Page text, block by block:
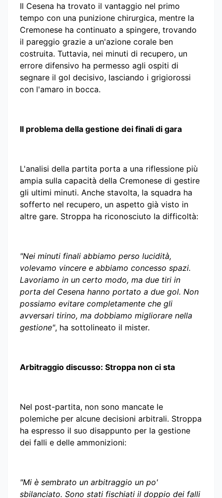
Il Cesena ha trovato il vantaggio nel primo
tempo con una punizione chirurgica, mentre la
Cremonese ha continuato a spingere, trovando
il pareggio grazie a un'azione corale ben
costruita. Tuttavia, nei minuti di recupero, un
errore difensivo ha permesso agli ospiti di
segnare il gol decisivo, lasciando i grigiorossi
con l'amaro in bocca.
Il problema della gestione dei finali di gara
L'analisi della partita porta a una riflessione più
ampia sulla capacità della Cremonese di gestire
gli ultimi minuti. Anche stavolta, la squadra ha
sofferto nel recupero, un aspetto già visto in
altre gare. Stroppa ha riconosciuto la difficoltà:
"Nei minuti finali abbiamo perso lucidità,
volevamo vincere e abbiamo concesso spazi.
Lavoriamo in un certo modo, ma due tiri in
porta del Cesena hanno portato a due gol. Non
possiamo evitare completamente che gli
avversari tirino, ma dobbiamo migliorare nella
gestione", ha sottolineato il mister.
Arbitraggio discusso: Stroppa non ci sta
Nel post-partita, non sono mancate le
polemiche per alcune decisioni arbitrali. Stroppa
ha espresso il suo disappunto per la gestione
dei falli e delle ammonizioni:
"Mi è sembrato un arbitraggio un po'
sbilanciato. Sono stati fischiati il doppio dei falli